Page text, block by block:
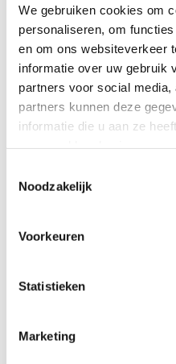
We gebruiken cookies om
personaliseren, om
en om ons websiteverkeer
informatie over uw gebruik
partners voor social
partners kunnen deze
informatie die u aan ze
Noodzakelijk
Voorkeuren
Statistieken
Marketing